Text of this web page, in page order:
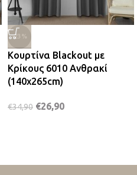
-23%
Κουρτίνα Blackout με
Κρίκους 6010 Ανθρακί
(140x265cm)
€34,90 €26,90